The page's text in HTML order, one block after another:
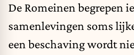
De Romeinen begrepen
samenlevingen soms
een beschaving wordt